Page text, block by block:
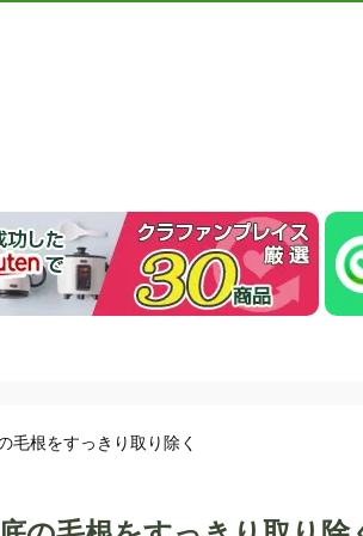
毛根をすっきり取り除く